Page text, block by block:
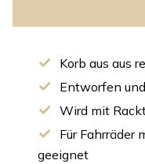
Korb aus aus
Entworfen
Wird mit
Für Fahrräder
geeignet